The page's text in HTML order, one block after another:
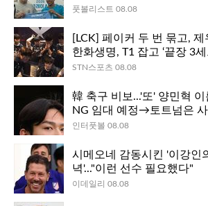
풋볼리스트 08.08
[LCK] 페이커 두 번 묶고,
한화생명, T1 잡고 ‘끝장 3세
STN스포츠 08.08
韓 축구 비보...'또' 양민혁
NG 임대 예정→토트넘은 사
멘 영입해야"
인터풋볼 08.08
시메오네 감동시킨 '이강인
녁'..."이런 선수 필요했다"
이데일리 08.08